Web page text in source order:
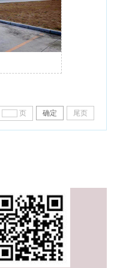
页 确定 尾页